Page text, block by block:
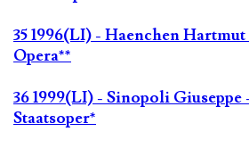
35 1996(LI) - Haenchen
Opera**
36 1999(LI) - Sinopoli Giuseppe
Staatsoper*